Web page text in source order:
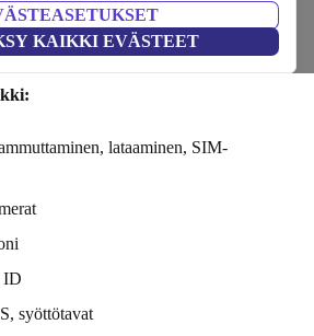
KAIKKI EVÄSTEET
tiedot Tarjous Henkilötiedot
lataaminen, SIM-
ID
syöttötavat